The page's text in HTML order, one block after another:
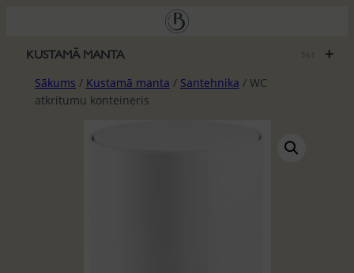
saturu
+
KUSTAMĀ MANTA
Sākums / Kustamā manta / Santehnika / WC
atkritumu konteineris